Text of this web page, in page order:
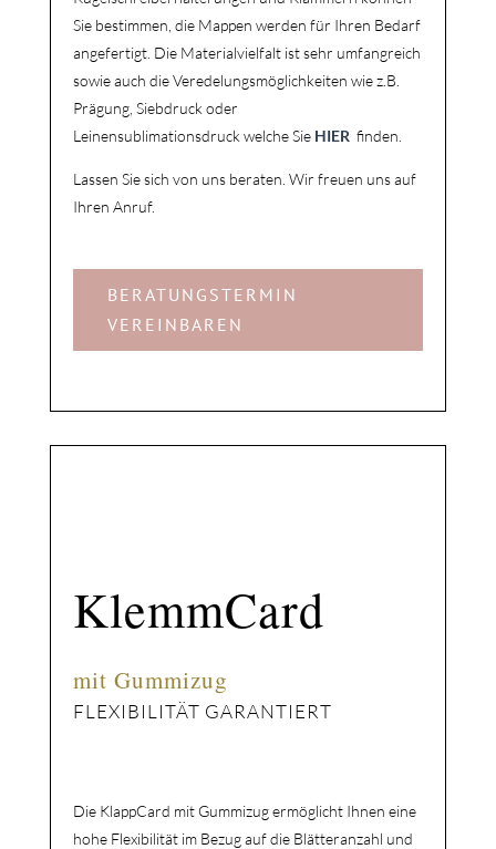
Sie bestimmen, die Mappen werden für Ihren Bedarf
angefertigt. Die Materialvielfalt ist sehr umfangreich
sowie auch die Veredelungsmöglichkeiten wie z.B.
Prägung, Siebdruck oder
Leinensublimationsdruck welche Sie HIER finden.
Lassen Sie sich von uns beraten. Wir freuen uns auf
Ihren Anruf.
BERATUNGSTERMIN
VEREINBAREN
KlemmCard
mit Gummizug
FLEXIBILITÄT GARANTIERT
Die KlappCard mit Gummizug ermöglicht Ihnen eine
hohe Flexibilität im Bezug auf die Blätteranzahl und